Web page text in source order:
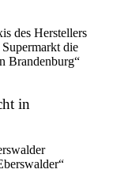
des Herstellers
die
Brandenburg“
in